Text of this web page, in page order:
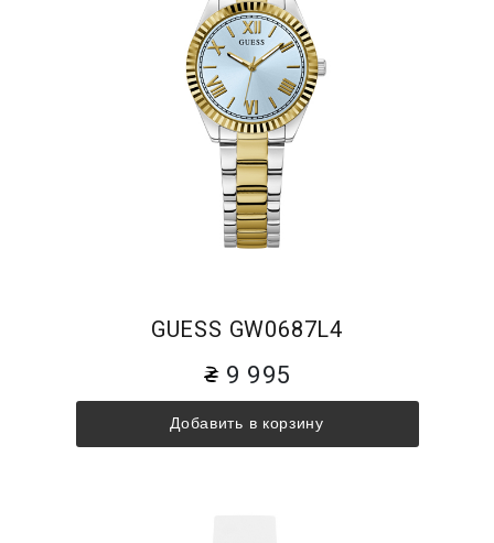
GUESS GW0687L4
9 995
Добавить в корзину